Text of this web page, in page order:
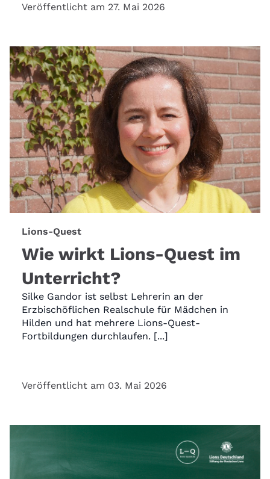
Veröffentlicht am 27. Mai 2026
Lions-Quest
Wie wirkt Lions-Quest im
Unterricht?
Silke Gandor ist selbst Lehrerin an der
Erzbischöflichen Realschule für Mädchen in
Hilden und hat mehrere Lions-Quest-
Fortbildungen durchlaufen. [...]
Veröffentlicht am 03. Mai 2026